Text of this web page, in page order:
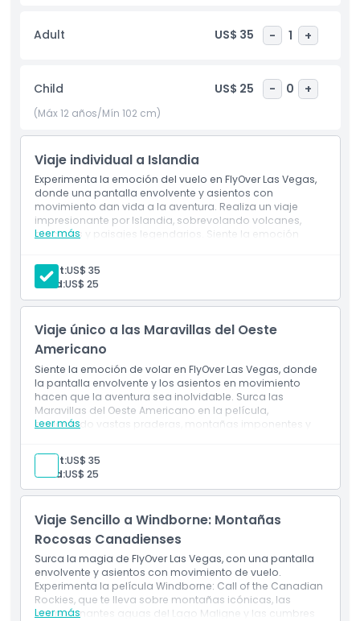
has soñado con visitar. Ya sea que explores el Oeste
Americano u otros destinos increíbles, FlyOver Las Vegas
Strip de Las Vegas, esta atracción es perfecta para
visitantes de todas las edades que buscan una experiencia
emocionante y familiar. FlyOver Las Vegas es una manera
visitante por primera vez o un viajero recurrente, este
paseo es una actividad imprescindible en Las Vegas.
Aspectos Destacados
Inclusiones
Política para Niños y Adultos
No Adecuado Para
Horario de Apertura
Cosas a Saber
Cómo Llegar
Política de Cancelación
Adult US$ 35 - 1 +
Child US$ 25 - 0 +
(Máx 12 años/Mín 102 cm)
Viaje individual a Islandia
Experimenta la emoción del vuelo en FlyOver Las Vegas,
donde una pantalla envolvente y asientos con
movimiento dan vida a la aventura. Realiza un viaje
impresionante por Islandia, sobrevolando volcanes,
glaciares y paisajes legendarios. Siente la emoción
te transportan sobre impresionantes maravillas
naturales. Los participantes deben medir al menos 102
cm de altura para unirse a esta experiencia inolvidable.
Leer más
Adult:US$ 35
Child:US$ 25
Viaje único a las Maravillas del Oeste
Americano
Siente la emoción de volar en FlyOver Las Vegas, donde
la pantalla envolvente y los asientos en movimiento
hacen que la aventura sea inolvidable. Surca las
Maravillas del Oeste Americano en la película,
explorando vastas praderas, montañas imponentes y
impresionante de los Estados Unidos desde arriba con
efectos especiales inmersivos.
medir al menos 102 cm para disfrutar de este
emocionante paseo.
Leer más
Adult:US$ 35
Child:US$ 25
Viaje Sencillo a Windborne: Montañas
Rocosas Canadienses
Surca la magia de FlyOver Las Vegas, con una pantalla
envolvente y asientos con movimiento de vuelo.
Experimenta la película Windborne: Call of the Canadian
Rockies, que te lleva sobre montañas icónicas, las
impresionantes aguas del Lago Maligne y las cumbres
Leer más